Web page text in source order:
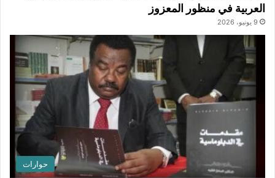
العربية في منظور المعزوز
9 يونيو، 2026
حوارات